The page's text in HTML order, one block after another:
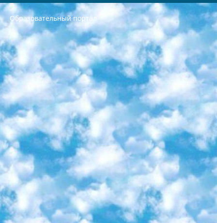
Образовательный портал
РЕСПУБЛИКА УЗБЕКИСТАН МИНИСТРЕРСТВО ДОШКОЛЬНОГО И ШКОЛЬНОГО ОБРАЗОВАНИЯ КОМАНДА в общеобразовательных учреждениях в 2023-2024 учебном году организация и проведение итоговой государственной аттестации обучающихся о Министра дошкольного и школьного образования Республики Узбекистан от 4 марта 2008 года (постановлением Минюста от 20 марта 2008 года № 1778 государственной регистрации) «Итоговое состояние учащихся общего среднего образования на основании положения об утверждении положения об аттестации общего среднего образования выпускной экзамен студентов в образовательных учреждениях в 2023-2024 учебном году В целях организации и прохождения аттестации приказываю: 1. Следующее: перечень предметов, по которым будет проводиться итоговая государственная аттестация и экзамен формы перевода согласно приложению 1; сертификаты международного образца, оценивающие уровень владения иностранными языками перечень согласно приложению 2; 2. Педагогический при специализированных образовательных учреждениях. научно-практический центр квалификации и международной оценки (Д.Давидова) 2024 г. До 25 марта: задания по предметам, по которым будет проводиться итоговая аттестация разработка и утверждение технических условий; итоговая аттестация на основании разработанного предметного задания разработка вопросов по предметам (устно и письменно), экзамен передача; общеобразовательные средние школы и специальные учебные заведения учащиеся выпускных классов школ и интернатов в агентской системе подготовка базы данных экзаменационных материалов и критериев оценки; перевод базы экзаменационных материалов на все языки обучения подать в Республиканский образовательный центр для изготовления; варианты экзаменов на основе разработанных контрольных материалов пусть будут поставлены задачи формирования. 3. Республиканский образовательный центр (Ш.Худайкулов) до 5 апреля 2024 года. до: база данных предоставленных экзаменационных материалов на все языки обучения перевод и экспертиза; для слепых, слабовидящих, глухих, слабослышащих и умственно отсталых детей учащиеся выпускных классов специализированных школ и школ-интернатов база данных экзаменационных материалов на всех преподаваемых языках подготовка критериев оценки; специализированные школы для умственно отсталых детей и технологии для учащихся выпускных классов школ-интернатов разработка соответствующих рекомендаций и критериев проведения ЕГЭ по естествознанию давать задания. 4. Педагогический при специализированных образовательных учреждениях. Научно-практический центр навыков и международной оценки (Д.Давидова), Республика образовательный центр (Худайкулов Ш.) итоговый государственный аттестационный экзамен ориентирован на творческое и логическое мышление при подготовке базы материалов учитывать введение заданий. 5. Следует отметить, что: сертификат государственного образца о знании общеобразовательного предмета и как минимум национальный уровень B1 по предметам на иностранных языках, указанным в Приложении 2. или международно признанный сертификат эквивалентного уровня студенты, изучающие определенный предмет, освобождаются от экзамена; по соответствующим предметам запланирована итоговая государственная аттестация за день до дня, путем жеребьевки Рабочей группой (в письменной форме по предметам, проводимым в форме) из числа сформированных вариантов выбрано 2 варианта; 2 выбранных варианта экзамена анонсированы на официальном сайте министерства и все выпускники по всей стране на основе этих вариантов проводит итоговую государственную аттестацию. 6. Государственное образование учащихся средних общеобразовательных учреждений. знания в соответствии с квалификационными требованиями, которые необходимо приобрести на основании стандартов итоговый (выпускной) контроль для 9 и 11 классов в целях тестирования Экзамены (далее – экзамены) состоят из предметов, перечисленных в приложении 1. будет сделано. 7. Экзамены пройдут с 26 мая по 15 июня 2024 г. (кроме науки физического воспитания). 8. Физическая для учащихся 9 классов общесредних образовательных учреждений. Экзамены по предмету «Образование, квалификация медицина» 1-6 мая 2024 года. сотрудники перевести под присмотр (с отклонениями в физическом или умственном развитии) специализированная школа для детей, школы-интернаты и со сколиозом школы-интернаты санаторного типа для больных детей исключены). 9. Он был слепым, слабовидящим и имел нарушения опорно-двигательного аппарата. экзамены в специализированных школах и интернатах для детей должны проводиться исходя из требований, предъявляемых к общеобразовательным учреждениям (физкультура кроме науки). 10. Специализированная школа для глухих и слабослышащих детей. и экзамены в интернатах и быть реализован в виде письменного теста по математике. 11. Специальность для умственно отсталых детей. Для 9 класса Родной язык и литературное письмо Государственный язык (язык обучения – узбекский). для неклассов) написано Математическое письмо Письменная/устная история Узбекистана Физическое воспитание практично Итоговый контроль Для 11 класса Написание родного языка и литературы (эссе) Математическое письмо Узбекский язык (обучение на узбекском языке) не посещающее общее среднее образование для учреждений)/Образовательное учреждение выбор письменный и устный Иностранный язык письменный/устный Письменная/устная история Узбекистана *По выбору студента:  Химия  Физика  Основы государственного права  География 10 бесплатных образовательных ресурсов - Мы составили подборку онлайн-проектов с интерактивными упражнениями, видеолекциями и статьями. Они помогут вам обрести новые и освежить старые знания бесплатно. 1. «ИНТУИТ» Старейшая образовательная площадка Рунета. Здесь вы найдёте сотни текстовых и видеокурсов на десятки различных тем — от программирования до психологии. Многие курсы подготовлены российскими университетами и крупными международными компаниями вроде Intel и Microsoft. Самостоятельное обучение бесплатное, но желающие могут оплатить услуги персональных наставников. 2. «Смартия» знакомит с актуальными профессиями и подсказывает, как им обучаться. Выбрав заинтересовавшую вас специальность — SMM-специалист, фотограф, веб-дизайнер или другую, — увидите список необходимых для неё умений. Чтобы вы могли освоить их самостоятельно, для каждого умения площадка отображает подборку ссылок на учебные материалы. Хотя «Смартия» ориентируется на русскоязычную аудиторию, часть контента всё же доступна только на английском. 3. «Лекторий Физтеха» Проект Московского физико-технического института (Физтеха). С его помощью вы можете смотреть онлайн серии лекций, записанные на видео в этом вузе. В числе доступных предметов — физика, биология, химия, информационные технологии и другие. К некоторым лекциям администрация ресурса прилагает готовые конспекты, которые можно скачивать в PDF-формате. 4. ITMOcourses Онлайн-площадка Санкт-Петербургского национального исследовательского университета информационных технологий, механики и оптики (ИТМО). Ресурс предоставляет свободный доступ к курсам, разработанным в этом вузе. Каталог материалов разбит на четыре категории: «Оптические системы и технологии», «Приборостроение и робототехника», «Информационные технологии» и «Биотехнологии». Курсы состоят из видеолекций, интерактивных демонстраций и заданий. 5. «КиберЛенинка» Электронная научная библиотека открытого доступа. Каталог площадки регулярно обрастает текстами статей из различных научных изданий. Сгруппированные по журналам и рубрикам публикации можно читать онлайн или скачивать целиком в PDF-формате. Проект нацелен на популяризацию науки за счёт открытого доступа к качественной информации. 6. «ПостНаука» На этом ресурсе публикуют подборки видеолекций, составленные экспертами из разных отраслей и объединённые общими темами. Среди них, к примеру, есть серии «Биоинформатика и геномика», «Культура средневековой Скандинавии» и Cinema Studies о теории кино. Каждая подборка лекций — логически связанная история, рассказанная экспертом от первого лица. Кроме того, на сайте появляются научно-образовательные статьи и тесты на разные темы. 7. «Newочём» Команда проекта «Newочём» отбирает самые интересные тексты из англоязычных СМИ и переводит те из них, за которые голосуют участники сообщества «ВКонтакте». По большей части это научно-популярные статьи. Редакторы придумывают лишь заголовки, в остальном содержание переводов соответствует оригиналам. Полные тексты можно читать прямо в социальной сети. 8. InternetUrok Онлайн-база материалов по основным дисциплинам школьной программы. Информация на сайте структурирована по классам, предметам и темам (урокам). Каждый урок состоит из видеолекций и конспектов. Есть также интерактивные тренажёры и тесты для закрепления пройденного материала. Даже если вы давно окончили школу, возможность повторить программу старших классов всегда может пригодиться. 9. Edutainme Ещё один ресурс об образовании. В отличие от Newtonew, как мне кажется, Edutainme больше ориентируется на представителей индустрии: педагогов, предпринимателей, разработчиков образовательных проектов. Но и любой, кто просто стремится к саморазвитию, найдёт на сайте много полезного и интересного для себя. Например, информацию о новых курсах и образовательных сервисах. 10. Newtonew Онлайн-медиа об образовании и обучении в широком смысле. Авторы Newtonew пишут об инструментах, заведениях, тактиках и стратегиях, которые помогают учить других и получать новые знания самостоятельно. На этой площадке вы найдёте новости, обзоры, аналитические мат